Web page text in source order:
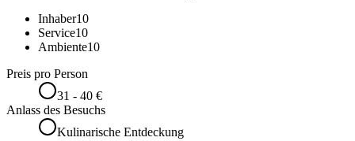
Inhaber10
Service10
Ambiente10
Preis pro Person
31 - 40 €
Anlass des Besuchs
Kulinarische Entdeckung